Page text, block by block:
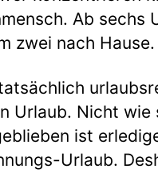
Ab sechs
zwei nach
Urlaub. Nicht wie
ist
Urlaub.